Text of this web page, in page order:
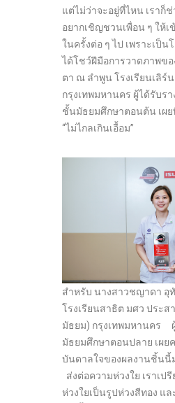
แต่ไม่ว่าจะอยู่ที่ไหน เราก็
อยากเชิญชวนเพื่อน ๆ ให้เ
ในครั้งต่อ ๆ ไป เพราะเป็น
ได้โชว์ฝีมือการวาดภาพขอ
ตา ณ ลำพูน โรงเรียนเลิ
กรุงเทพมหานคร ผู้ได้รับร
ชั้นมัธยมศึกษาตอนต้น เผ
“ไม่ไกลเกินเอื้อม”
สำหรับ นางสาวชญาดา อุ
โรงเรียนสาธิต มศว ประส
มัธยม) กรุงเทพมหานคร
มัธยมศึกษาตอนปลาย เผย
บันดาลใจของผลงานชิ้นนี้
ส่งต่อความห่วงใย เราเป
ห่วงใยเป็นรูปห่วงสีทอง แ